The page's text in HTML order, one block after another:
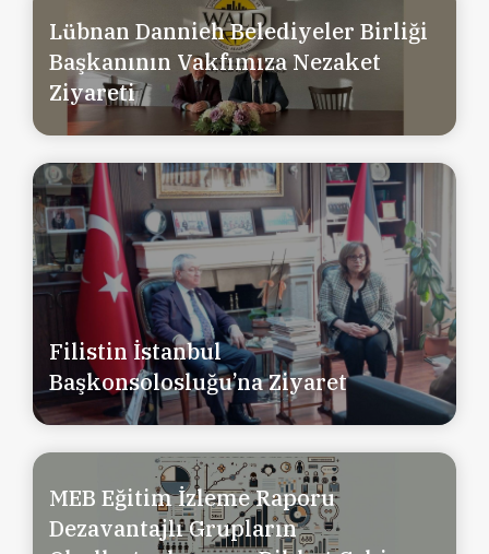
Lübnan Dannieh Belediyeler Birliği
Başkanının Vakfımıza Nezaket
Ziyareti
Filistin İstanbul
Başkonsolosluğu’na Ziyaret
MEB Eğitim İzleme Raporu
Dezavantajlı Grupların